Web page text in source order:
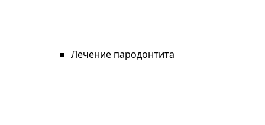
Лечение пародонтита